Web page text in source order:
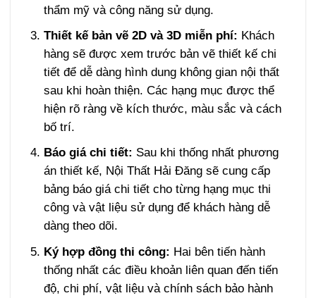
thẩm mỹ và công năng sử dụng.
Thiết kế bản vẽ 2D và 3D miễn phí: Khách
hàng sẽ được xem trước bản vẽ thiết kế chi
tiết để dễ dàng hình dung không gian nội thất
sau khi hoàn thiện. Các hạng mục được thể
hiện rõ ràng về kích thước, màu sắc và cách
bố trí.
Báo giá chi tiết: Sau khi thống nhất phương
án thiết kế, Nội Thất Hải Đăng sẽ cung cấp
bảng báo giá chi tiết cho từng hạng mục thi
công và vật liệu sử dụng để khách hàng dễ
dàng theo dõi.
Ký hợp đồng thi công: Hai bên tiến hành
thống nhất các điều khoản liên quan đến tiến
độ, chi phí, vật liệu và chính sách bảo hành